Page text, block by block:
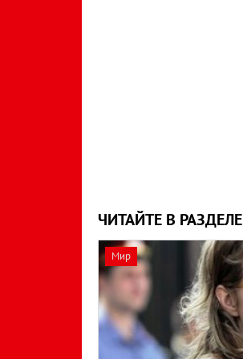
ЧИТАЙТЕ В РАЗДЕЛЕ
Мир